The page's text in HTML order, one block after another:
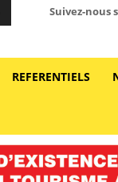
Suivez-nous
REFERENTIELS